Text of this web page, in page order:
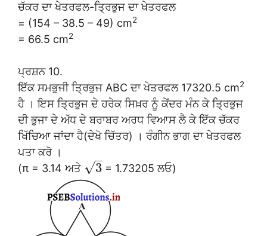
ਚੱਕਰ ਦਾ ਖੇਤਰਫਲ-ਤ੍ਰਿਭੁਜ ਦਾ ਖੇਤਰਫਲ
= (154 – 38.5 – 49) cm2
= 66.5 cm2
ਪ੍ਰਸ਼ਨ 10.
ਇੱਕ ਸਮਭੁਜੀ ਤ੍ਰਿਭੁਜ ABC ਦਾ ਖੇਤਰਫਲ 17320.5 cm2
ਹੈ । ਇਸ ਤ੍ਰਿਭੁਜ ਦੇ ਹਰੇਕ ਸਿਖ਼ਰ ਨੂੰ ਕੇਂਦਰ ਮੰਨ ਕੇ ਤ੍ਰਿਭੁਜ
ਦੀ ਭੁਜਾ ਦੇ ਅੱਧ ਦੇ ਬਰਾਬਰ ਅਰਧ ਵਿਆਸ ਲੈ ਕੇ ਇੱਕ ਚੱਕਰ
ਖਿੱਚਿਆ ਜਾਂਦਾ ਹੈ(ਦੇਖੋ ਚਿੱਤਰ) । ਰੰਗੀਨ ਭਾਗ ਦਾ ਖੇਤਰਫਲ
ਪਤਾ ਕਰੋ ।
(π = 3.14 ਅਤੇ
3
–
√ = 1.73205 ਲਓ)